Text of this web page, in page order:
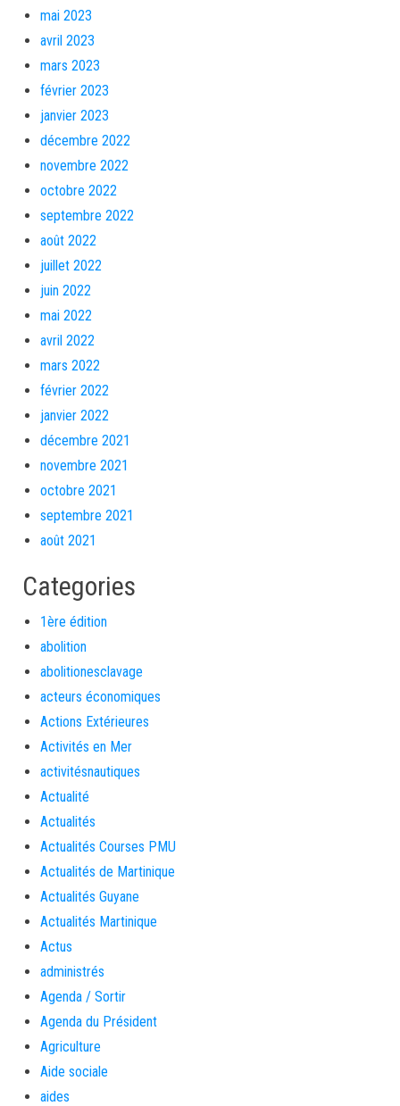
mai 2023
avril 2023
mars 2023
février 2023
janvier 2023
décembre 2022
novembre 2022
octobre 2022
septembre 2022
août 2022
juillet 2022
juin 2022
mai 2022
avril 2022
mars 2022
février 2022
janvier 2022
décembre 2021
novembre 2021
octobre 2021
septembre 2021
août 2021
Categories
1ère édition
abolition
abolitionesclavage
acteurs économiques
Actions Extérieures
Activités en Mer
activitésnautiques
Actualité
Actualités
Actualités Courses PMU
Actualités de Martinique
Actualités Guyane
Actualités Martinique
Actus
administrés
Agenda / Sortir
Agenda du Président
Agriculture
Aide sociale
aides